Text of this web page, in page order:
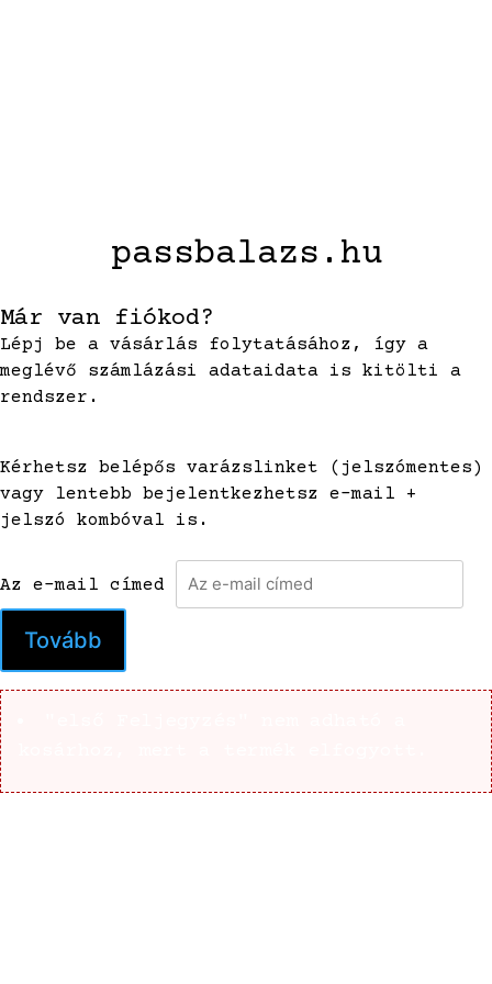
passbalazs.hu
Már van fiókod?
Lépj be a vásárlás folytatásához, így a
meglévő számlázási adataidata is kitölti a
rendszer.
Kérhetsz belépős varázslinket (jelszómentes)
vagy lentebb bejelentkezhetsz e-mail +
jelszó kombóval is.
Az e-mail címed
Tovább